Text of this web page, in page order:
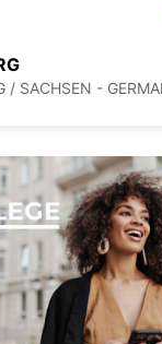
/ SACHSEN -
FLUGHAFEN
- GERMANY